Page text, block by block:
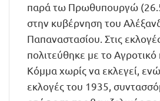
παρά τω Πρωθυπουργώ
στην κυβέρνηση του
Παπαναστασίου. Στις
πολιτεύθηκε με το Αγροτικό
Κόμμα χωρίς να εκλεγεί,
εκλογές του 1935,